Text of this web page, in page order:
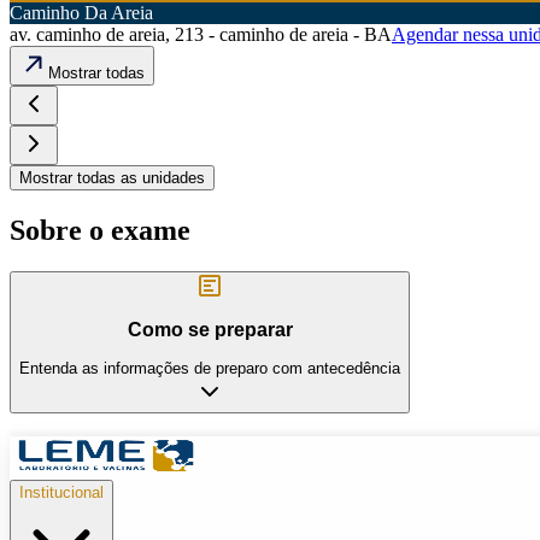
Caminho Da Areia
av. caminho de areia, 213 - caminho de areia - BAAgendar nessa
Mostrar todas
Mostrar todas as unidades
Sobre o exame
Como se preparar
Entenda as informações de preparo com antecedência
Institucional